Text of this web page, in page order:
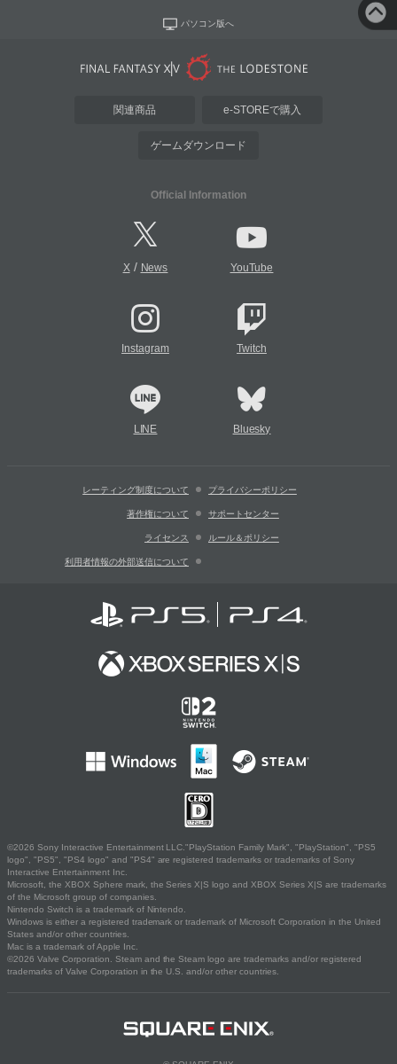
パソコン版へ
関連商品 e-STOREで購入
ゲームダウンロード
Official Information
X/ News YouTube
Instagram Twitch
LINE Bluesky
レーティング制度について プライバシーポリシー
著作権について サポートセンター
ライセンス ルール＆ポリシー
利用者情報の外部送信について
©2026 Sony Interactive Entertainment LLC."PlayStation Family Mark", "PlayStation", "PS5
logo", "PS5", "PS4 logo" and "PS4" are registered trademarks or trademarks of Sony
Interactive Entertainment Inc.
Microsoft, the XBOX Sphere mark, the Series X|S logo and XBOX Series X|S are trademarks
of the Microsoft group of companies.
Nintendo Switch is a trademark of Nintendo.
Windows is either a registered trademark or trademark of Microsoft Corporation in the United
States and/or other countries.
Mac is a trademark of Apple Inc.
©2026 Valve Corporation. Steam and the Steam logo are trademarks and/or registered
trademarks of Valve Corporation in the U.S. and/or other countries.